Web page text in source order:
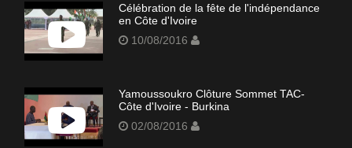
Célébration de la fête de l'indépendance
en Côte d'Ivoire
10/08/2016
Yamoussoukro Clôture Sommet TAC-
Côte d'Ivoire - Burkina
02/08/2016